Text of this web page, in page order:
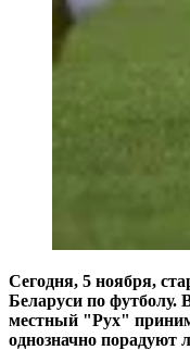
Сегодня, 5 ноября,
Беларуси по футболу.
местный "Рух"
однозначно порадуют